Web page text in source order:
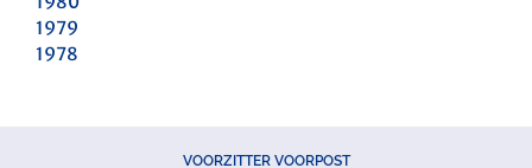
1979
1978
VOORZITTER VOORPOST